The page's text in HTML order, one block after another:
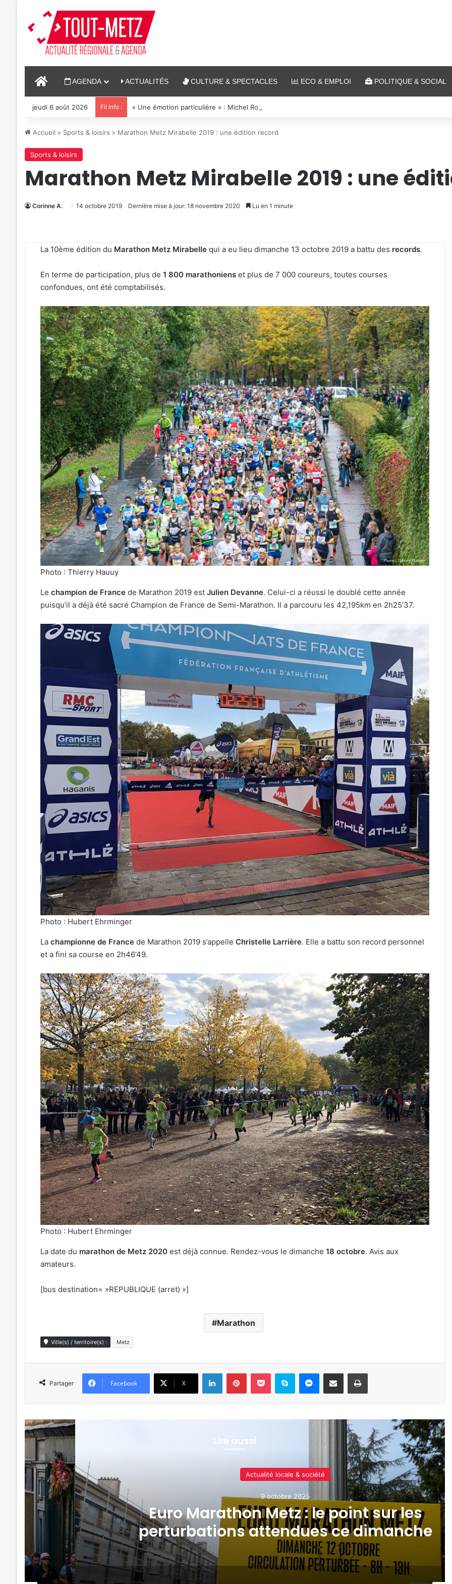
ACCUEILAGENDA ACTUALITÉS CULTURE & SPECTACLES ECO & EMPLOI POLITIQUE & SOCIAL
jeudi 6 août 2026 Fil info : « Une émotion particulière » : Michel Roth en cuisine pour le grand dîner caritatif de la FIM 2026
Accueil > Sports & loisirs > Marathon Metz Mirabelle 2019 : une édition record
Sports & loisirs
Marathon Metz Mirabelle 2019 : une
Corinne A. 14 octobre 2019 Dernière mise à jour: 18 novembre 2020 Lu en 1 minute
La 10ème édition du Marathon Metz Mirabellequi a eu lieu dimanche 13 octobre 2019 a battu des records.
En terme de participation, plus de 1 800 marathonienset plus de 7 000 coureurs, toutes courses
confondues, ont été comptabilisés.
Photo : Thierry Hauuy
Le champion de Francede Marathon 2019 est Julien Devanne. Celui-ci a réussi le doublé cette année
puisqu’il a déjà été sacré Champion de France de Semi-Marathon. Il a parcouru les 42,195km en 2h25’37.
Photo : Hubert Ehrminger
La championne de Francede Marathon 2019 s’appelle Christelle Larrière. Elle a battu son record personnel
et a fini sa course en 2h46’49.
Photo : Hubert Ehrminger
La date du marathon de Metz 2020est déjà connue. Rendez-vous le dimanche 18 octobre. Avis aux
amateurs.
[bus destination= »REPUBLIQUE (arret) »]
Marathon
Ville(s) / territoire(s) : Metz
Partager Facebook X
LinkedinPinterestPocket Skype Messenger
Partager par e-mail Imprimer
Lire aussi
Sports & loisirs
7 octobre 2025
Le Marathon Metz Mirabelle invalidé par la
préfecture de la Moselle
de musique celte
au parc archéologique
les 7 et 8 août 2026
«
Une
émotion
particulière
»
:
Michel
Roth
en
cuisine
pour
le
grand
dîner
caritatif
FIM
2026
31 juillet 2026
« Une émotion particulière » :
Michel Roth en cuisine pour le
grand dîner caritatif de la FIM
2026
Tout-
Metz,
armée,
sports
de
combat
:
7
actus
de
la
semaine
à
Metz
(31
31 juillet 2026
Tout-Metz, armée, sports de
combat : 7 actus de la semaine
Metz (31 juillet 2026)